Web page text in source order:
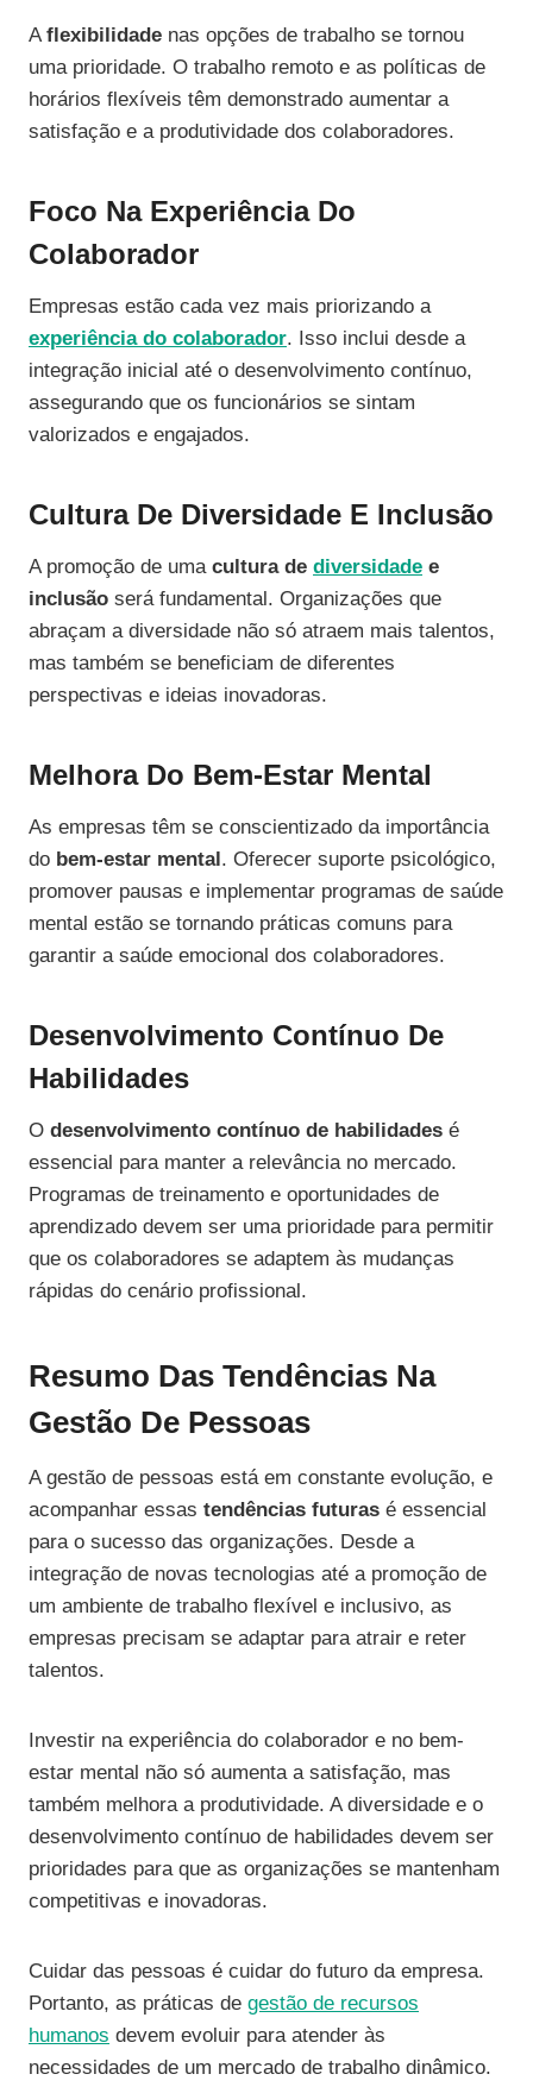
Aflexibilidade nas opções de trabalho se tornou
uma prioridade. O trabalho remoto e as políticas de
horários flexíveis têm demonstrado aumentar a
satisfação e a produtividade dos colaboradores.
Foco Na Experiência Do
Colaborador
Empresas estão cada vez mais priorizando a
experiência do colaborador. Isso inclui desde a
integração inicial até o desenvolvimento contínuo,
assegurando que os funcionários se sintam
valorizados e engajados.
Cultura De Diversidade E Inclusão
A promoção de uma cultura de diversidade e
inclusão será fundamental. Organizações que
abraçam a diversidade não só atraem mais talentos,
mas também se beneficiam de diferentes
perspectivas e ideias inovadoras.
Melhora Do Bem-Estar Mental
As empresas têm se conscientizado da importância
do bem-estar mental . Oferecer suporte psicológico,
promover pausas e implementar programas de saúde
mental estão se tornando práticas comuns para
garantir a saúde emocional dos colaboradores.
Desenvolvimento Contínuo De
Habilidades
O desenvolvimento contínuo de habilidades é
essencial para manter a relevância no mercado.
Programas de treinamento e oportunidades de
aprendizado devem ser uma prioridade para permitir
que os colaboradores se adaptem às mudanças
rápidas do cenário profissional.
Resumo Das Tendências Na
Gestão De Pessoas
A gestão de pessoas está em constante evolução, e
acompanhar essas tendências futuras é essencial
para o sucesso das organizações. Desde a
integração de novas tecnologias até a promoção de
um ambiente de trabalho flexível e inclusivo, as
empresas precisam se adaptar para atrair e reter
talentos.
Investir na experiência do colaborador e no bem-
estar mental não só aumenta a satisfação, mas
também melhora a produtividade. A diversidade e o
desenvolvimento contínuo de habilidades devem ser
prioridades para que as organizações se mantenham
competitivas e inovadoras.
Cuidar das pessoas é cuidar do futuro da empresa.
Portanto, as práticas de gestão de recursos
humanos devem evoluir para atender às
necessidades de um mercado de trabalho dinâmico.